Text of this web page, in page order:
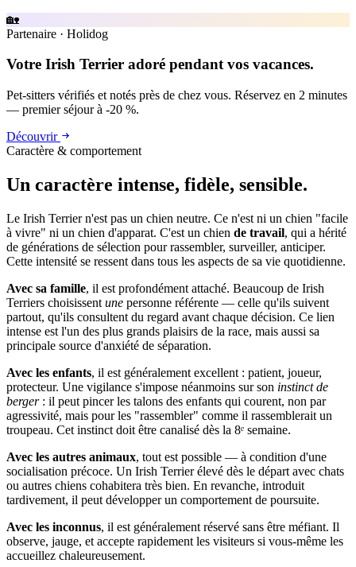
🏡
Partenaire · Holidog
Votre Irish Terrier adoré pendant vos vacances.
Pet-sitters vérifiés et notés près de chez vous. Réservez en 2 minutes
— premier séjour à -20 %.
Découvrir
Caractère & comportement
Un caractère intense, fidèle, sensible.
Le Irish Terrier n'est pas un chien neutre. Ce n'est ni un chien "facile
à vivre" ni un chien d'apparat. C'est un chien de travail, qui a hérité
de générations de sélection pour rassembler, surveiller, anticiper.
Cette intensité se ressent dans tous les aspects de sa vie quotidienne.
Avec sa famille, il est profondément attaché. Beaucoup de Irish
Terriers choisissent une personne référente — celle qu'ils suivent
partout, qu'ils consultent du regard avant chaque décision. Ce lien
intense est l'un des plus grands plaisirs de la race, mais aussi sa
principale source d'anxiété de séparation.
Avec les enfants, il est généralement excellent : patient, joueur,
protecteur. Une vigilance s'impose néanmoins sur son instinct de
berger: il peut pincer les talons des enfants qui courent, non par
agressivité, mais pour les "rassembler" comme il rassemblerait un
troupeau. Cet instinct doit être canalisé dès la 8ᵉ semaine.
Avec les autres animaux, tout est possible — à condition d'une
socialisation précoce. Un Irish Terrier élevé dès le départ avec chats
ou autres chiens cohabitera très bien. En revanche, introduit
tardivement, il peut développer un comportement de poursuite.
Avec les inconnus, il est généralement réservé sans être méfiant. Il
observe, jauge, et accepte rapidement les visiteurs si vous-même les
accueillez chaleureusement.